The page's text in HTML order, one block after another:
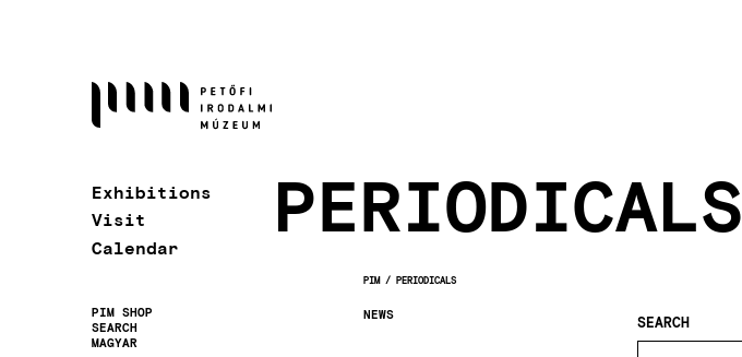
Exhibitions
Visit
Calendar
Secondary
PIM SHOP
SEARCH
MAGYAR
PIM PERIODICALS
NEWS
PERIODICALS
SEARCH